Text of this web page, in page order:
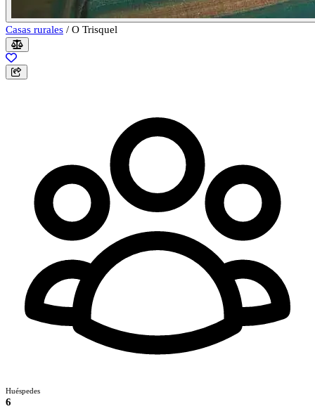
Casas rurales / O Trisquel
Huéspedes
6